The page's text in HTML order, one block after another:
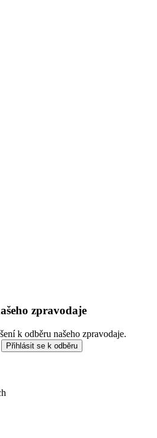
zpravodaje
k odběru našeho zpravodaje.
Přihlásit se k odběru